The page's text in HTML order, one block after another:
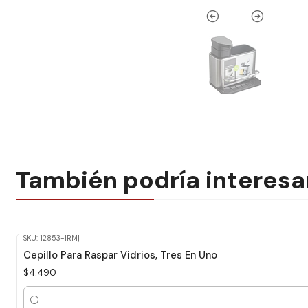
También podría
SKU: 12853-IRM
Cepillo Para Raspar Vidrios, Tres En Uno
$4.490